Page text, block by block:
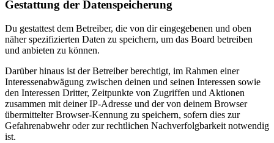
Gestattung der Datenspeicherung
Du gestattest dem Betreiber, die von dir eingegebenen und oben
näher spezifizierten Daten zu speichern, um das Board betreiben
und anbieten zu können.
Darüber hinaus ist der Betreiber berechtigt, im Rahmen einer
Interessenabwägung zwischen deinen und seinen Interessen sowie
den Interessen Dritter, Zeitpunkte von Zugriffen und Aktionen
zusammen mit deiner IP-Adresse und der von deinem Browser
übermittelter Browser-Kennung zu speichern, sofern dies zur
Gefahrenabwehr oder zur rechtlichen Nachverfolgbarkeit notwendig
ist.